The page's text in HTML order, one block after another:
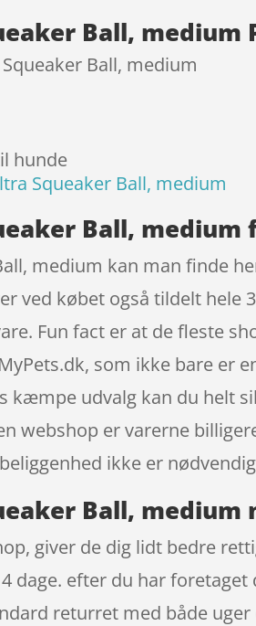
Ball,
Ball, medium
hunde
Squeaker Ball, medium
Ball, medium
medium kan man finde
ved købet også tildelt
Fun fact er at de fleste
som ikke bare er
kæmpe udvalg kan du helt
webshop er varerne
ikke er
Ball, medium
giver de dig lidt bedre
dage. efter du har
returret med både